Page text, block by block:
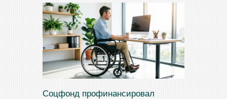
Соцфонд профинансировал